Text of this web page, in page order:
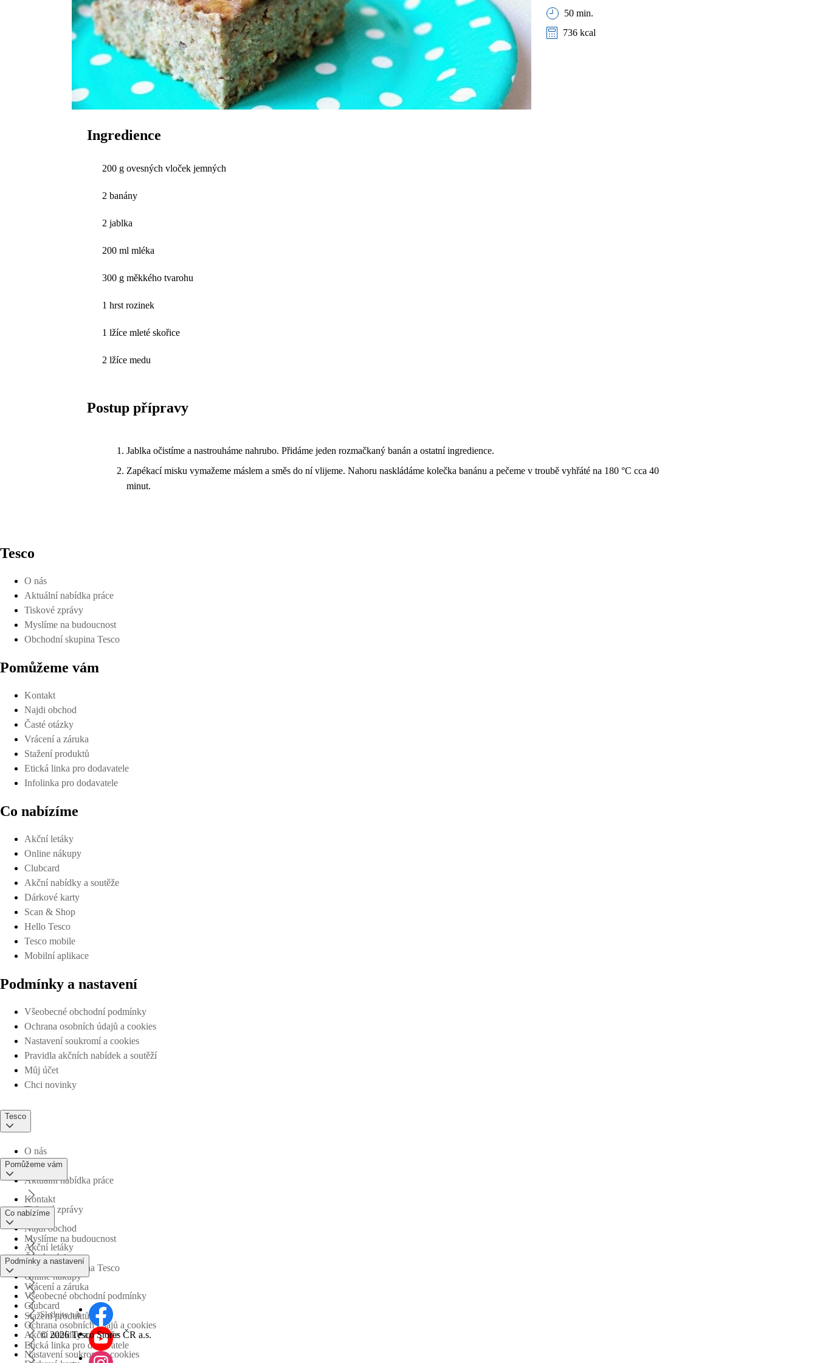
50 min.
736 kcal
Ingredience
200 g ovesných vloček jemných
2 banány
2 jablka
200 ml mléka
300 g měkkého tvarohu
1 hrst rozinek
1 lžíce mleté skořice
2 lžíce medu
Postup přípravy
Jablka očistíme a nastrouháme nahrubo. Přidáme jeden rozmačkaný banán a ostatní ingredience.
Zapékací misku vymažeme máslem a směs do ní vlijeme. Nahoru naskládáme kolečka banánu a pečeme v troubě vyhřáté na 180 °C cca 40
minut.
Tesco
O nás
Aktuální nabídka práce
Tiskové zprávy
Myslíme na budoucnost
Obchodní skupina Tesco
Pomůžeme vám
Kontakt
Najdi obchod
Časté otázky
Vrácení a záruka
Stažení produktů
Etická linka pro dodavatele
Infolinka pro dodavatele
Co nabízíme
Akční letáky
Online nákupy
Clubcard
Akční nabídky a soutěže
Dárkové karty
Scan & Shop
Hello Tesco
Tesco mobile
Mobilní aplikace
Podmínky a nastavení
Všeobecné obchodní podmínky
Ochrana osobních údajů a cookies
Nastavení soukromí a cookies
Pravidla akčních nabídek a soutěží
Můj účet
Chci novinky
Tesco
O nás
Aktuální nabídka práce
Tiskové zprávy
Myslíme na budoucnost
Obchodní skupina Tesco
Pomůžeme vám
Kontakt
Najdi obchod
Časté otázky
Vrácení a záruka
Stažení produktů
Etická linka pro dodavatele
Co nabízíme
Akční letáky
Online nákupy
Clubcard
Akční nabídky a soutěže
Podmínky a nastavení
Všeobecné obchodní podmínky
Ochrana osobních údajů a cookies
Nastavení soukromí a cookies
Sledujte nás
© 2026 Tesco Stores ČR a.s.